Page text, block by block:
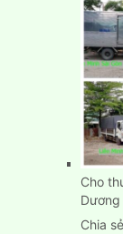
Cho
Dương
Chia